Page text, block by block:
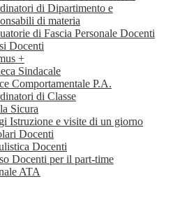
di Dipartimento e
di materia
di Fascia Personale Docenti
Docenti
+
Sindacale
Comportamentale P.A.
di Classe
Sicura
Istruzione e visite di un giorno
Docenti
Docenti
Docenti per il part-time
ATA